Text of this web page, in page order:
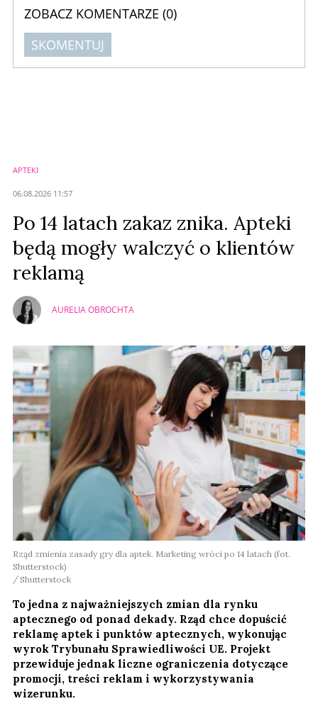
ZOBACZ KOMENTARZE (0)
SKOMENTUJ
APTEKI
06.08.2026 11:57
Po 14 latach zakaz znika. Apteki
będą mogły walczyć o klientów
reklamą
AURELIA OBROCHTA
Rząd zmienia zasady gry dla aptek. Marketing wróci po 14 latach (fot.
Shutterstock)
Shutterstock
To jedna z najważniejszych zmian dla rynku
aptecznego od ponad dekady. Rząd chce dopuścić
reklamę aptek i punktów aptecznych, wykonując
wyrok Trybunału Sprawiedliwości UE. Projekt
przewiduje jednak liczne ograniczenia dotyczące
promocji, treści reklam i wykorzystywania
wizerunku.